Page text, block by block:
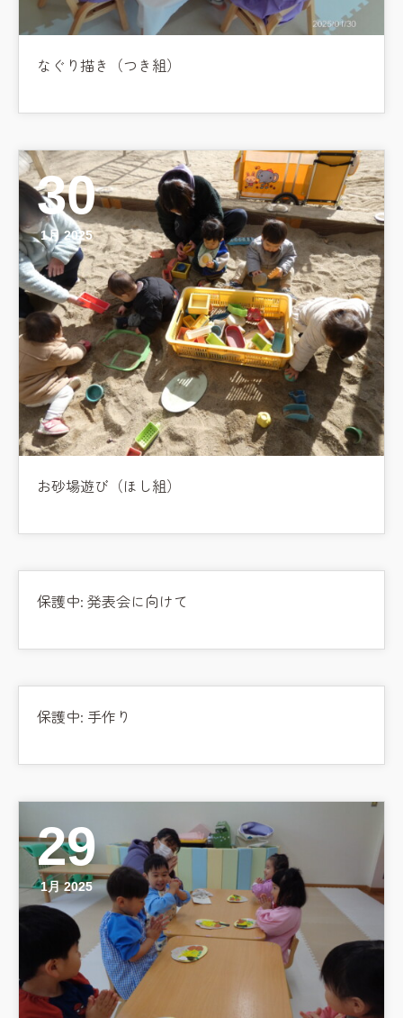
なぐり描き（つき組）
30
1月 2025
お砂場遊び（ほし組）
保護中: 発表会に向けて
保護中: 手作り
29
1月 2025